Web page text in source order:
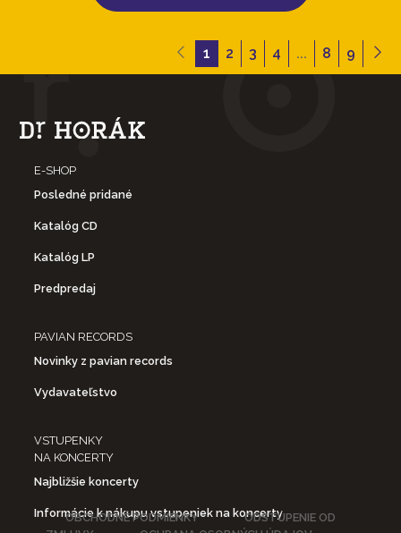
1 2 3 4 ... 8 9
E-SHOP
Posledné pridané
Katalóg CD
Katalóg LP
Predpredaj
PAVIAN RECORDS
Novinky z pavian records
Vydavateľstvo
VSTUPENKY
NA KONCERTY
Najbližšie koncerty
Informácie k nákupu vstupeniek na koncerty
OBCHODNÉ PODMIENKY
ODSTÚPENIE OD